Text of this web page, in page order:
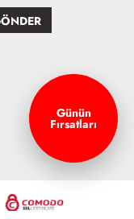
Günün
Fırsatları